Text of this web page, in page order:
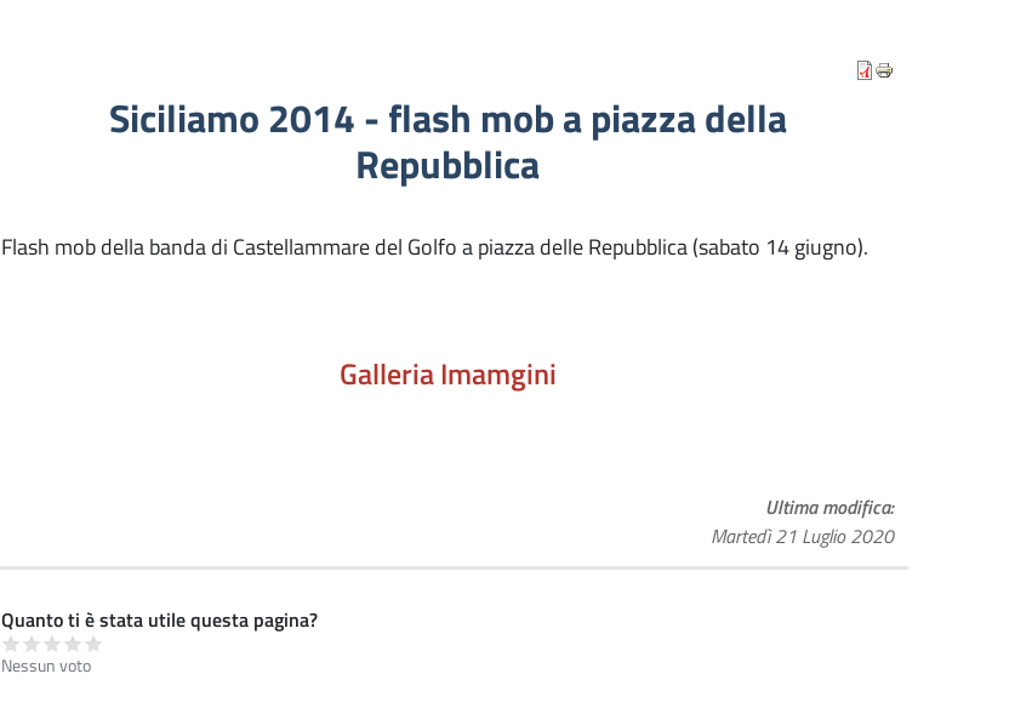
Start
Up innovative
Siciliamo 2014 - flash mob a piazza della
Repubblica
Flash mob della banda di Castellammare del Golfo a piazza delle Repubblica (sabato 14 giugno).
Galleria Imamgini
Ultima modifica
Martedì 21 Luglio 2020
Quanto ti è stata utile questa pagina?
Nessun voto